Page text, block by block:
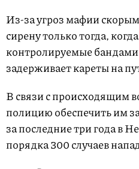
Из-за угроз мафии
сирену только тогда,
контролируемые
задерживает кареты на
В связи с происходящим
полицию обеспечить им
за последние три года в
порядка 300 случаев